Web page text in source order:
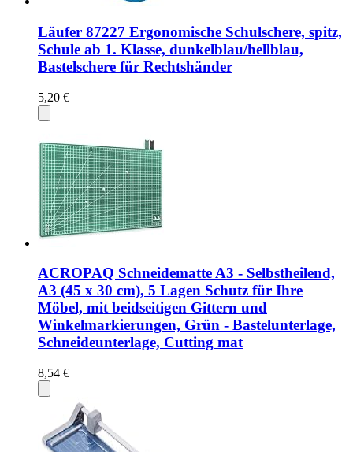
Läufer 87227 Ergonomische Schulschere, spitz,
Schule ab 1. Klasse, dunkelblau/hellblau,
Bastelschere für Rechtshänder
5,20 €
ACROPAQ Schneidematte A3 - Selbstheilend,
A3 (45 x 30 cm), 5 Lagen Schutz für Ihre
Möbel, mit beidseitigen Gittern und
Winkelmarkierungen, Grün - Bastelunterlage,
Schneideunterlage, Cutting mat
8,54 €